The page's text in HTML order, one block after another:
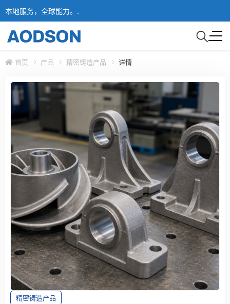
本地服务，全球能力。.
首页 产品 精密铸造产品 详情
精密铸造产品